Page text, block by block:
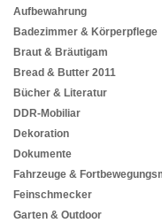
Aufbewahrung
Badezimmer & Körperpflege
Braut & Bräutigam
Bread & Butter 2011
Bücher & Literatur
DDR-Mobiliar
Dekoration
Dokumente
Fahrzeuge &
Feinschmecker
Garten & Outdoor